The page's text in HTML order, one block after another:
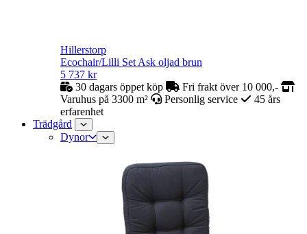
Hillerstorp
Ecochair/Lilli Set Ask oljad brun
5 737 kr
30 dagars öppet köp
Fri frakt över 10 000,-
Varuhus på 3300 m²
Personlig service
45 års
erfarenhet
Trädgård
Dynor